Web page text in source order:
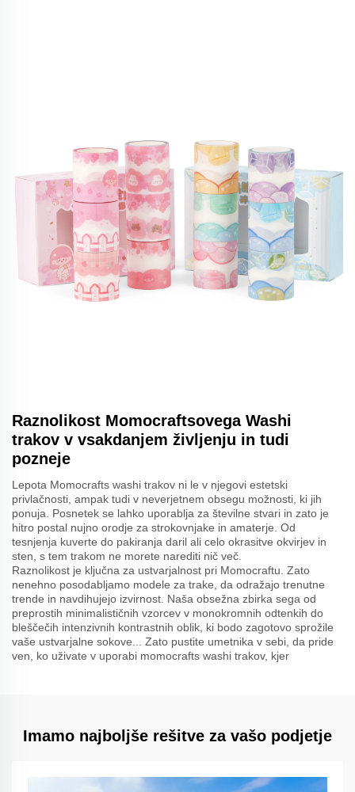
Raznolikost Momocraftsovega Washi
trakov v vsakdanjem življenju in tudi
pozneje
Lepota Momocrafts washi trakov ni le v njegovi estetski
privlačnosti, ampak tudi v neverjetnem obsegu možnosti, ki jih
ponuja. Posnetek se lahko uporablja za številne stvari in zato je
hitro postal nujno orodje za strokovnjake in amaterje. Od
tesnjenja kuverte do pakiranja daril ali celo okrasitve okvirjev in
sten, s tem trakom ne morete narediti nič več.
Raznolikost je ključna za ustvarjalnost pri Momocraftu. Zato
nenehno posodabljamo modele za trake, da odražajo trenutne
trende in navdihujejo izvirnost. Naša obsežna zbirka sega od
preprostih minimalističnih vzorcev v monokromnih odtenkih do
bleščečih intenzivnih kontrastnih oblik, ki bodo zagotovo sprožile
vaše ustvarjalne sokove... Zato pustite umetnika v sebi, da pride
ven, ko uživate v uporabi momocrafts washi trakov, kjer
Imamo najboljše rešitve za vašo podjetje